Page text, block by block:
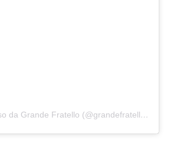
Un post condiviso da Grande Fratello (@grandefratellotv)